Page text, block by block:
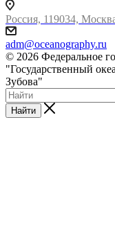
Россия, 119034,
adm@oceanography.ru
© 2026 Федеральное
"Государственный
Зубова"
Найти